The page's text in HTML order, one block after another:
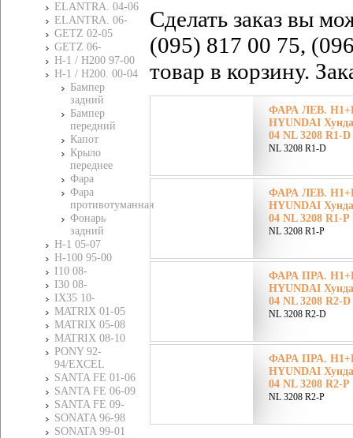
ELANTRA. 04-06
ELANTRA. 06-
GETZ 02-05
GETZ 06-
H-1 / H200 97-00
H-1 / H200. 00-04
Бампер
задний
Бампер
передний
Капот
Крыло
переднее
Фара
Фара
противотуманная
Фонарь
задний
H-1 05-07
H-100 95-00
I10 08-
I30 08-
IХ35 10-
MATRIX 01-05
MATRIX 05-08
MATRIX 08-10
PONY 92-
94/EXCEL
SANTA FE 01-06
SANTA FE 06-09
SANTA FE 09-
SONATA 96-98
SONATA 99-01
Сделать заказ вы
(095) 817 00 75,
товар в корзину.
ФАРА ЛЕВ.
HYUNDAI
04 NL 3208 R1-D
NL 3208 R1-D
ФАРА ЛЕВ.
HYUNDAI
04 NL 3208 R1-P
NL 3208 R1-P
ФАРА ПРА.
HYUNDAI
04 NL 3208 R2-D
NL 3208 R2-D
ФАРА ПРА.
HYUNDAI
04 NL 3208 R2-P
NL 3208 R2-P